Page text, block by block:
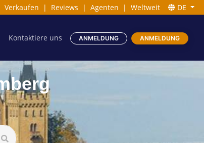
Verkaufen | Reviews | Agenten | Weltweit DE
Kontaktiere uns ANMELDUNG ANMELDUNG